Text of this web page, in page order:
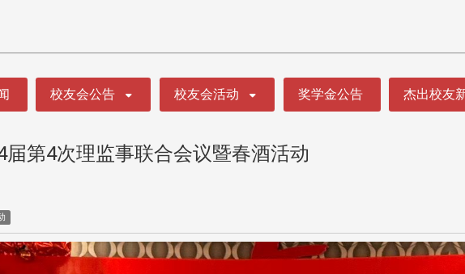
校友会公告 校友会活动 奖学金公告 杰出校友
第4次理监事联合会议暨春酒活动